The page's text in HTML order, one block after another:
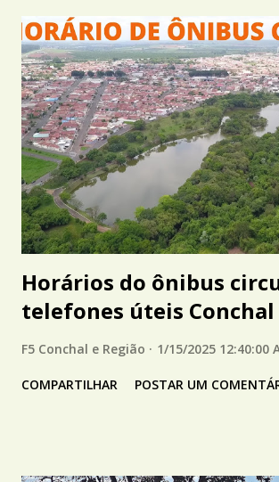
Horários do ônibus
telefones úteis Conchal
F5 Conchal e Região 1/15/2025 12:40:00
COMPARTILHAR POSTAR UM